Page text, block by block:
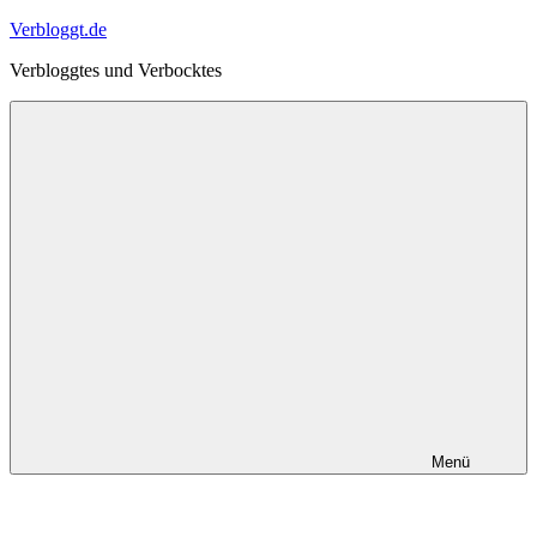
Zum
springen
Verbloggt.de
Verbloggtes und Verbocktes
Menü